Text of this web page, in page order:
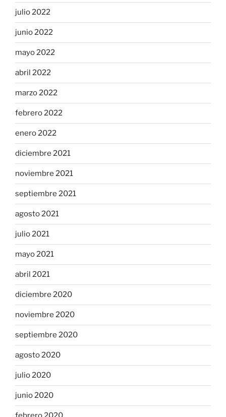
julio 2022
junio 2022
mayo 2022
abril 2022
marzo 2022
febrero 2022
enero 2022
diciembre 2021
noviembre 2021
septiembre 2021
agosto 2021
julio 2021
mayo 2021
abril 2021
diciembre 2020
noviembre 2020
septiembre 2020
agosto 2020
julio 2020
junio 2020